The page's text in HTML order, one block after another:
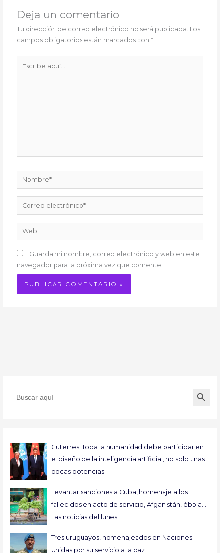
Deja un comentario
Tu dirección de correo electrónico no será publicada. Los
campos obligatorios están marcados con*
Nombre*
Correo
electrónico*
Web
Guarda mi nombre, correo electrónico y web en este
navegador para la próxima vez que comente.
Buscar: BOTÓN DE
Guterres: Toda la humanidad debe participar en
el diseño de la inteligencia artificial, no solo unas
pocas potencias
Levantar sanciones a Cuba, homenaje a los
fallecidos en acto de servicio, Afganistán, ébola…
Las noticias del lunes
Tres uruguayos, homenajeados en Naciones
Unidas por su servicio a la paz